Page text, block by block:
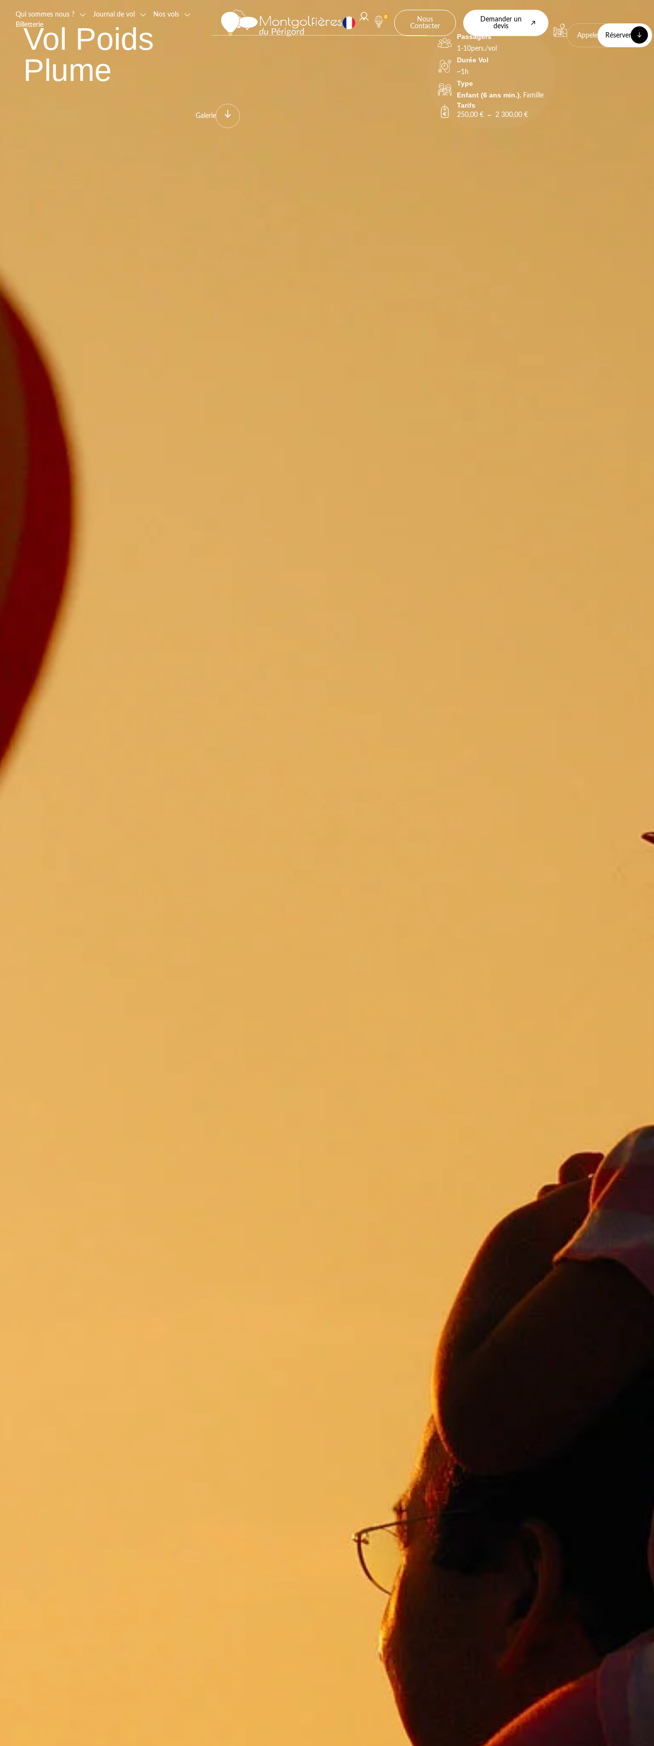
Qui sommes nous ? Journal de vol
Nos vols
Billetterie
0
Nous
Contacter
Demander un
devis
Vol Poids
Plume
Galerie
Passagers
1-10pers./vol
Durée Vol
~1h
Type
Enfant (6 ans min.), Famille
Tarifs
250,00 € – 2 300,00 €
Appeler Réserver